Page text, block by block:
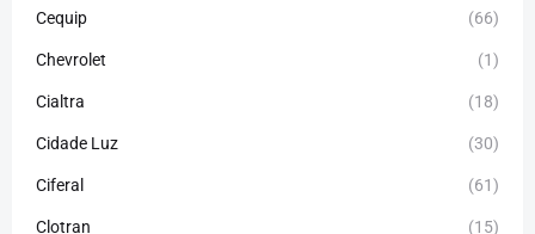
Cequip (66)
Chevrolet (1)
Cialtra (18)
Cidade Luz (30)
Ciferal (61)
Clotran (15)